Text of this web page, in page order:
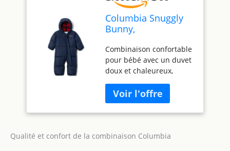
Columbia Snuggly
Bunny,
Combinaison confortable
pour bébé avec un duvet
doux et chaleureux,
environnements les plus
froids - Résiste à l'eau et
au vent avec doublure en
capuche et le torse pour
Qualité et confort de la combinaison Columbia